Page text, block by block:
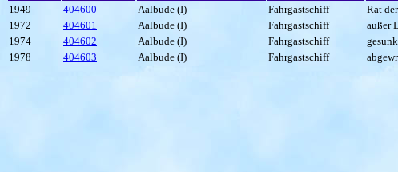
1949
404600 Aalbude (I) Fahrgastschiff Rat
1972
404601 Aalbude (I) Fahrgastschiff außer
1974
404602 Aalbude (I) Fahrgastschiff
1978
404603 Aalbude (I) Fahrgastschiff